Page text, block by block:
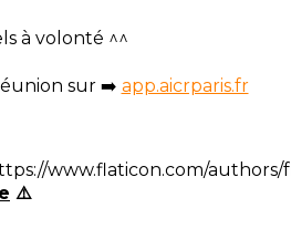
à volonté ^^
sur ➡️ app.aicrparis.fr
⚠️